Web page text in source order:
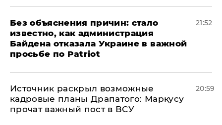
Без объяснения причин: стало
известно, как администрация
Байдена отказала Украине в важной
просьбе по Patriot
21:52
​Источник раскрыл возможные
кадровые планы Драпатого: Маркусу
прочат важный пост в ВСУ
20:59